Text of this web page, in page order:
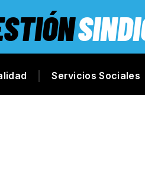
Servicios Sociales